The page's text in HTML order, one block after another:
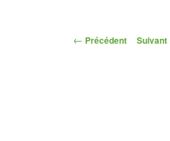
Navigation
← Précédent Suivant